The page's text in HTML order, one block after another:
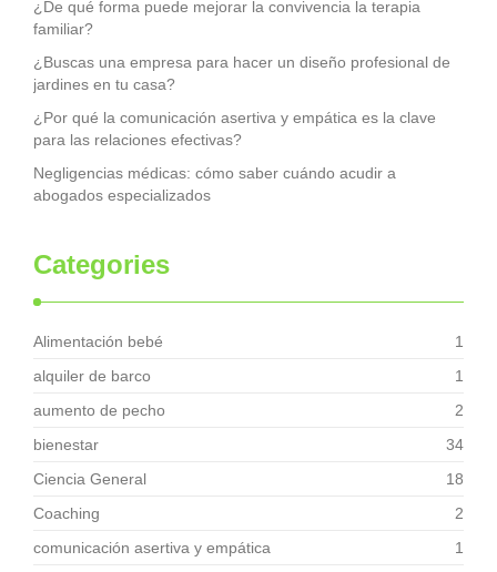
¿De qué forma puede mejorar la convivencia la terapia
familiar?
¿Buscas una empresa para hacer un diseño profesional de
jardines en tu casa?
¿Por qué la comunicación asertiva y empática es la clave
para las relaciones efectivas?
Negligencias médicas: cómo saber cuándo acudir a
abogados especializados
Categories
Alimentación bebé
1
alquiler de barco
1
aumento de pecho
2
bienestar
34
Ciencia General
18
Coaching
2
comunicación asertiva y empática
1